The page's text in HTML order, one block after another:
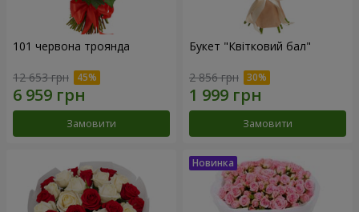
101 червона троянда
12 653 грн
Замовити
Букет "Квітковий бал"
2 856 грн
Замовити